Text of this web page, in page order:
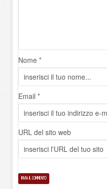
Nome *
Email *
URL del sito web